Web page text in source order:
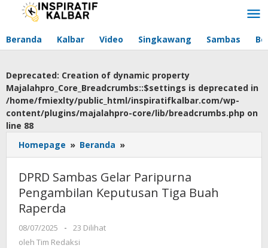
Lewati
Beranda Kalbar Video Singkawang Sambas
Deprecated: Creation of dynamic property
Majalahpro_Core_Breadcrumbs::$settings is deprecated in
/home/fmiexlty/public_html/inspiratifkalbar.com/wp-
content/plugins/majalahpro-core/lib/breadcrumbs.php on
line 88
Homepage » Beranda »
Sambas
Paripurna
Pengambilan
DPRD Sambas Gelar Paripurna
Pengambilan Keputusan Tiga Buah
Raperda
08/07/2025
oleh
Tim
-
23 Dilihat
oleh Tim Redaksi